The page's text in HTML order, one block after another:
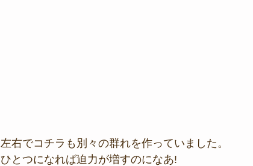
左右でコチラも別々の群れを作っていました。
ひとつになれば迫力が増すのになあ!